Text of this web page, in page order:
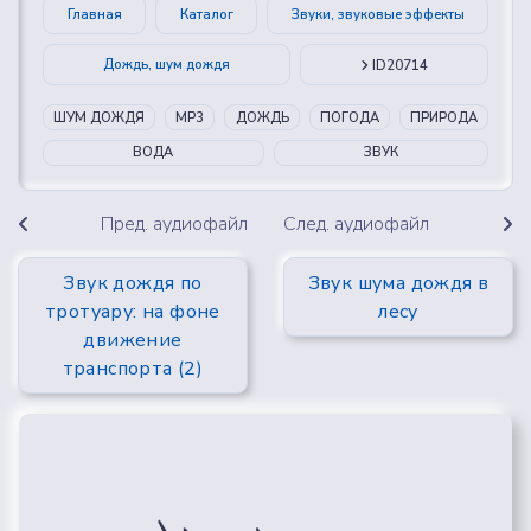
Главная Каталог Звуки, звуковые эффекты
Дождь, шум дождя ID20714
ШУМ ДОЖДЯ MP3 ДОЖДЬ ПОГОДА
ПРИРОДА
ВОДА
ЗВУК
Пред. аудиофайл
Звук дождя по
тротуару: на фоне
движение
транспорта (2)
След. аудиофайл
Звук шума дождя в
лесу